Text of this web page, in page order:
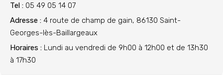
Tel : 05 49 05 14 07
Adresse : 4 route de champ de gain, 86130 Saint-
Georges-lès-Baillargeaux
Horaires : Lundi au vendredi de 9h00 à 12h00 et de 13h30
à 17h30